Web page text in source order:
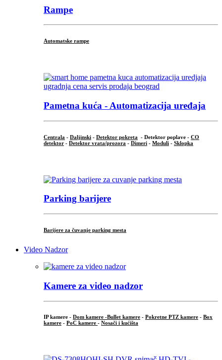
Rampe
Automatske rampe
Pametna kuća - Automatizacija uređaja
Centrala - Daljinski - Detektor pokreta - Detektor poplave - CO
detektor - Detektor vrata/prozora - Dimeri - Moduli - Sklopka
Parking barijere
Barijere za čuvanje parking mesta
Video Nadzor
Kamere za video nadzor
IP kamere - Dom kamere -Bullet kamere - Pokretne PTZ kamere - Box
kamere - PoC kamere - Nosači i kućišta